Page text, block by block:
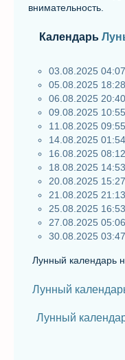
внимательность.
Календарь
03.08.2025
05.08.2025
06.08.2025
09.08.2025
11.08.2025
14.08.2025
16.08.2025
18.08.2025
20.08.2025
21.08.2025
25.08.2025
27.08.2025
30.08.2025
Лунный календарь
Лунный
Лунный